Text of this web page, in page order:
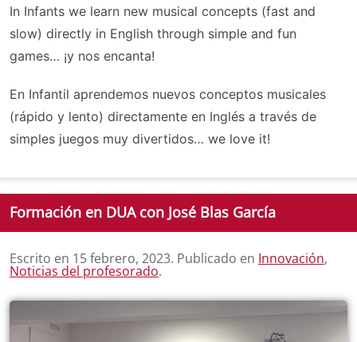
In Infants we learn new musical concepts (fast and
slow) directly in English through simple and fun
games… ¡y nos encanta!
En Infantil aprendemos nuevos conceptos musicales
(rápido y lento) directamente en Inglés a través de
simples juegos muy divertidos… we love it!
Formación en DUA con José Blas García
Escrito en 15 febrero, 2023. Publicado en Innovación,
Noticias del profesorado.